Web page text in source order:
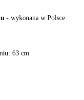
- wykonana w Polsce
63 cm